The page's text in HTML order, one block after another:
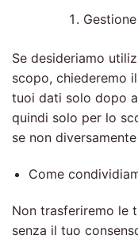
Se desideriamo
scopo, chiederemo
tuoi dati solo dopo
quindi solo per lo
se non
Come
Non trasferiremo le
senza il tuo